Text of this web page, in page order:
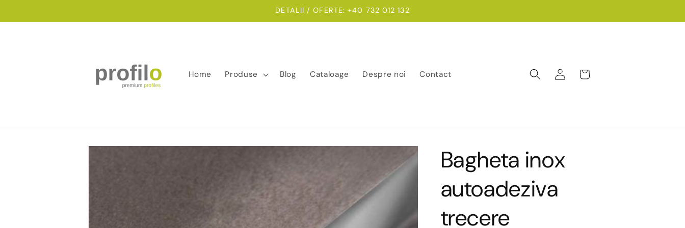
DETALII / OFERTE: +40 732 012 132
Home Produse Blog Cataloage Despre noi Contact
Conectați-
vă
Coș
Salt la
Bagheta inox
autoadeziva
trecere